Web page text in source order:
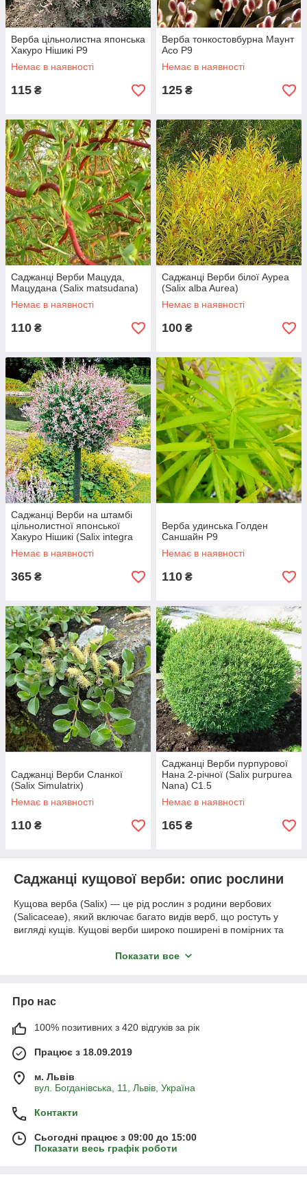
Верба цільнолистна японська
Хакуро Нішикі Р9
Немає в наявності
115 ₴
Верба тонкостовбурна Маунт
Асо Р9
Немає в наявності
125 ₴
Саджанці Верби Мацуда,
Мацудана (Salix matsudana)
Немає в наявності
110 ₴
Саджанці Верби білої Ауреа
(Salix alba Aurea)
Немає в наявності
100 ₴
Саджанці Верби на штамбі
цільнолистної японської
Хакуро Нішикі (Salix integra
Hakuro Nishiki) С2
Немає в наявності
365 ₴
Верба удинська Голден
Саншайн Р9
Немає в наявності
110 ₴
Саджанці Верби Сланкої
(Salix Simulatrix)
Немає в наявності
110 ₴
Саджанці Верби пурпурової
Нана 2-річної (Salix purpurea
Nana) С1.5
Немає в наявності
165 ₴
Саджанці кущової верби: опис рослини
Кущова верба (Salix) — це рід рослин з родини вербових
(Salicaceae), який включає багато видів верб, що ростуть у
вигляді кущів. Кущові верби широко поширені в помірних та
річок, озер, боліт та інших вологих місць.
Вони мають тонкі, гнучкі гілки, часто зі світлою корою. Листя
У них є добре розвинена, поверхнева коренева система, яка
дозволяє рослині утримуватися в нестабільних ґрунтах,
наприклад, на берегах водойм. Кущові верби цвітуть навесні.
Квіти зібрані в сережки (котики), які можуть бути чоловічими
або жіночими. Чоловічі сережки зазвичай жовті через велику
Асортимент саджанців кущової верби в
нашому каталозі
Показати все
Про нас
100% позитивних з 420 відгуків за рік
Працює з 18.09.2019
м. Львів
вул. Богданівська, 11, Львів, Україна
Контакти
Сьогодні працює з 09:00 до 15:00
Показати весь графік роботи